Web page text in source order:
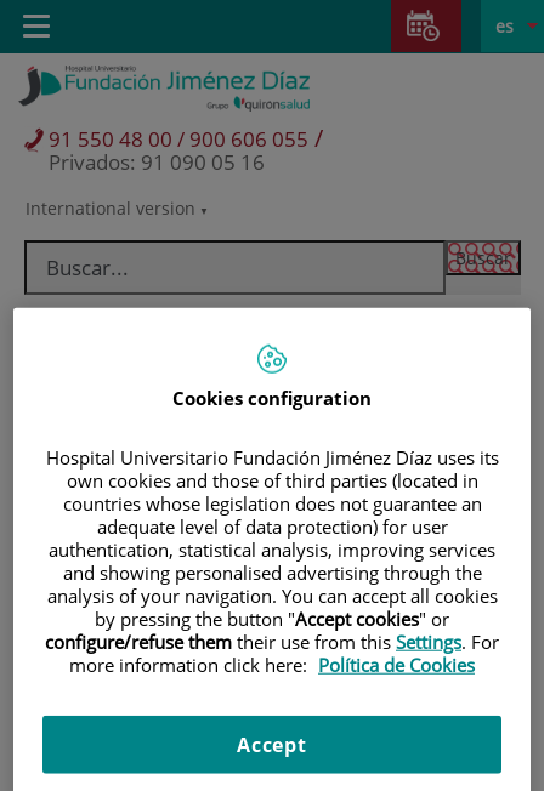
Saltar al contenido
Saltar
contenido
Selector
idioma
activo
es
International version
91 550 48 00 / 900 606 055 /
Privados: 91 090 05 16
Toggle
navigation
Pacientes y visitantes
Investigación
Cookies configuration
Hospital Universitario Fundación Jiménez Díaz uses its
own cookies and those of third parties (located in
countries whose legislation does not guarantee an
adequate level of data protection) for user
authentication, statistical analysis, improving services
and showing personalised advertising through the
analysis of your navigation. You can accept all cookies
by pressing the button "Accept cookies" or
configure/refuse them their use from this Settings. For
more information click here: Política de Cookies
Accept